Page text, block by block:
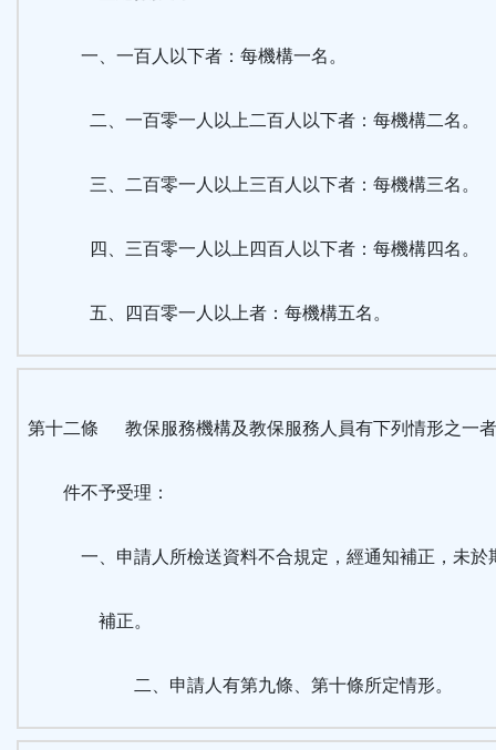
一、一百人以下者：每機構一名。
二、一百零一人以上二百人以下者：每機構二名。
三、二百零一人以上三百人以下者：每機構三名。
四、三百零一人以上四百人以下者：每機構四名。
五、四百零一人以上者：每機構五名。
第十二條 教保服務機構及教保服務人員有下列情形之一
件不予受理：
一、申請人所檢送資料不合規定，經通知補正，未於
補正。
二、申請人有第九條、第十條所定情形。